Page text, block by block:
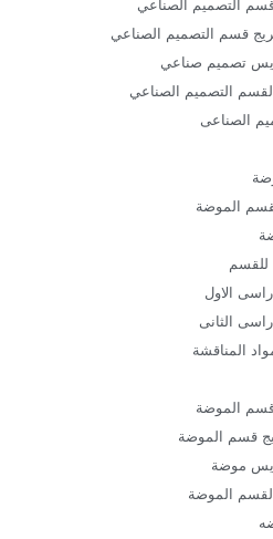
وفنون الإعلان
الصناعي
الصناعي